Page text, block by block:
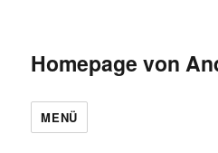
Homepage von
MENÜ